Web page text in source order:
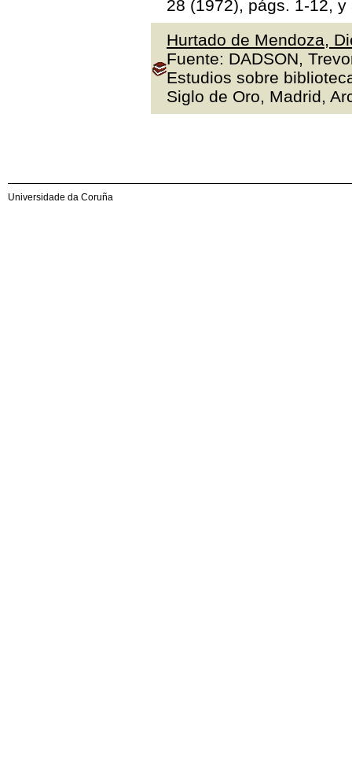
28 (1972), págs. 1-12,
Hurtado de Mendoza,
Fuente: DADSON,
Estudios sobre
Siglo de Oro, Madrid,
Universidade da Coruña